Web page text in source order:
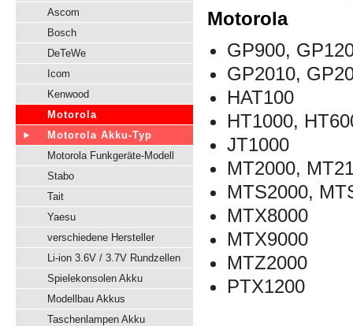
Ascom
Bosch
DeTeWe
Icom
Kenwood
Motorola
Motorola Akku-Typ
Motorola Funkgeräte-Modell
Stabo
Tait
Yaesu
verschiedene Hersteller
Li-ion 3.6V / 3.7V Rundzellen
Spielekonsolen Akku
Modellbau Akkus
Taschenlampen Akku
Motorola
GP900,
GP2010,
HAT100
HT1000,
JT1000
MT2000,
MTS2000,
MTX8000
MTX9000
MTZ2000
PTX1200